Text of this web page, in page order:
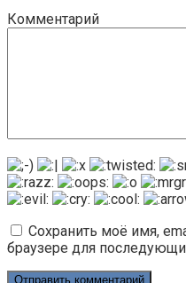
Комментарий
Сохранить моё имя,
браузере для